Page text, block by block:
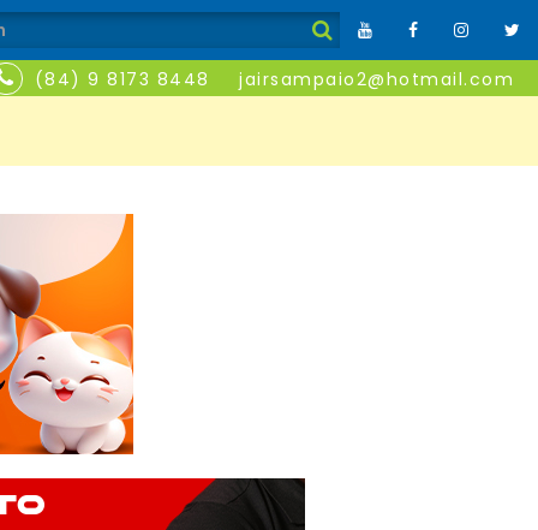
(84) 9 8173 8448 jairsampaio2@hotmail.com